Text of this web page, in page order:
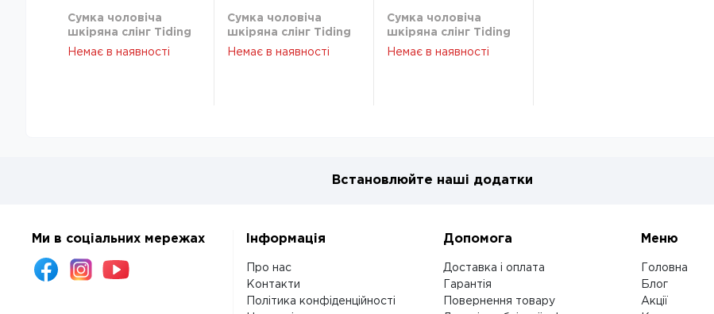
Сумка чоловіча
шкіряна слінг Tiding
Bag F-A25F-5003A
Немає в наявності
Сумка чоловіча
шкіряна слінг Tiding
Bag F-A25F-5003A
Немає в наявності
Сумка чоловіча
шкіряна слінг Tiding
Bag F-A25F-5003A
Немає в наявності
Встановлюйте наші додатки
Ми в соціальних мережах Інформація
Про нас
Контакти
Політика конфіденційності
Допомога
Доставка і оплата
Гарантія
Повернення товару
Меню
Головна
Блог
Акції